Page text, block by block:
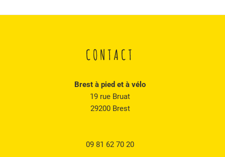
CONTACT
Brest à pied et à vélo
19 rue Bruat
29200 Brest
09 81 62 70 20